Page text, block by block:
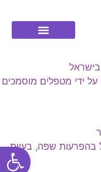
פתח
בישראל
על ידי מטפלים מוסמכים
בהפרעות שפה, בעיות